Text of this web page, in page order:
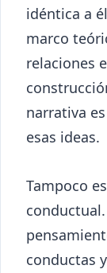
idéntica a
marco
relaciones
narrativa
esas ideas.
Tampoco
conductas